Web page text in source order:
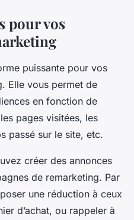
pour vos
puissante pour vos
Elle vous permet de
en fonction de
pages visitées, les
passé sur le site, etc.
créer des annonces
de remarketing. Par
une réduction à ceux
d’achat, ou rappeler à